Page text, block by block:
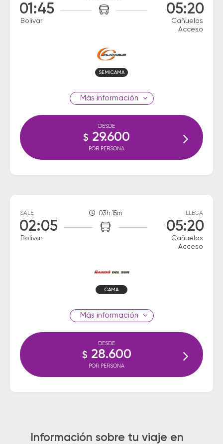
01:45
Bolivar
05:20
Cañuelas
Acceso
SEMICAMA
información
DESDE
$ 29.600
POR PERSONA
SALE
02:05
Bolivar
03h 15m LLEGA
05:20
Cañuelas
Acceso
CAMA
información
DESDE
$ 28.600
POR PERSONA
Información sobre tu viaje en